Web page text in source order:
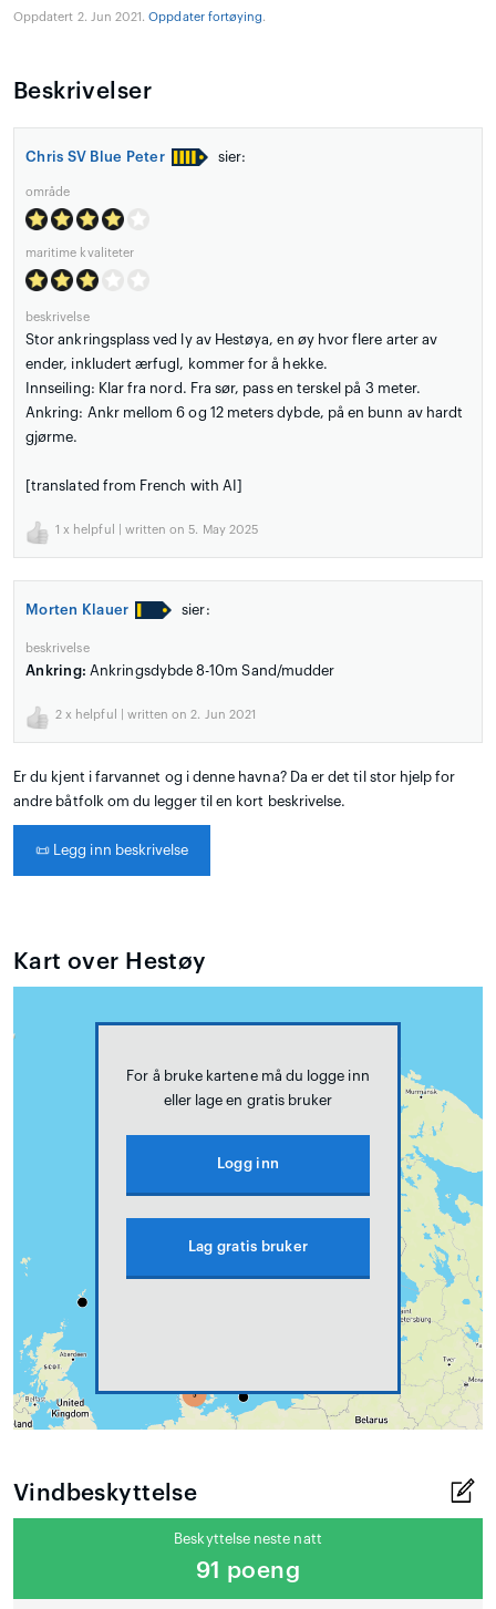
Oppdatert 2. Jun 2021.Oppdater fortøying.
Beskrivelser
Chris SV Blue Peter sier:
område
maritime kvaliteter
beskrivelse
Stor ankringsplass ved ly av Hestøya, en øy hvor flere arter av
ender, inkludert ærfugl, kommer for å hekke.
Innseiling: Klar fra nord. Fra sør, pass en terskel på 3 meter.
Ankring: Ankr mellom 6 og 12 meters dybde, på en bunn av hardt
gjørme.
[translated from French with AI]
1 x helpful | written on 5. May 2025
Morten Klauer sier:
beskrivelse
Ankring: Ankringsdybde 8-10m Sand/mudder
2 x helpful | written on 2. Jun 2021
Er du kjent i farvannet og i denne havna? Da er det til stor hjelp for
andre båtfolk om du legger til en kort beskrivelse.
📜 Legg inn beskrivelse
Kart over Hestøy
For å bruke kartene må du logge inn
eller lage en gratis bruker
Logg inn
Lag gratis bruker
Vindbeskyttelse
Beskyttelse neste natt
91 poeng